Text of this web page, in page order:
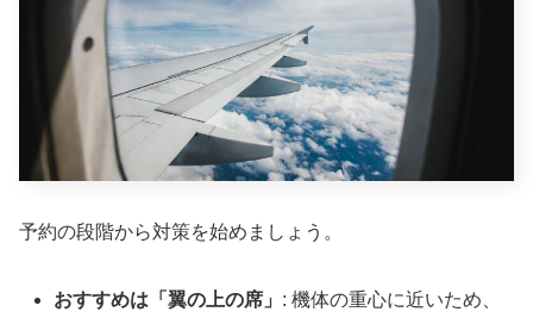
予約の段階から対策を始めましょう。
おすすめは「翼の上の席」 : 機体の重心に近いため、